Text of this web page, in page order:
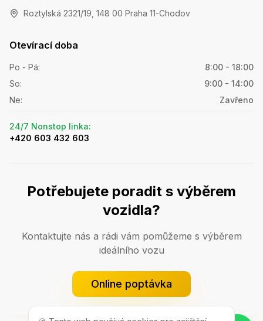
Roztylská 2321/19, 148 00 Praha 11-Chodov
Otevírací doba
Po - Pá:
8:00 - 18:00
So:
9:00 - 14:00
Ne: Zavřeno
24/7 Nonstop linka:
+420 603 432 603
Potřebujete poradit s výběrem
vozidla?
Kontaktujte nás a rádi vám pomůžeme s výběrem
ideálního vozu
Online poptávka